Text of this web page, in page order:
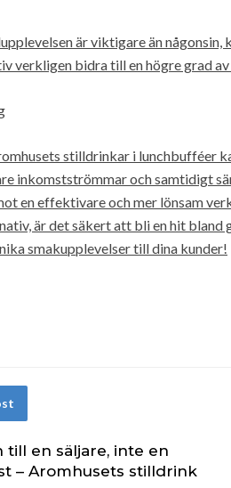
är viktigare än någonsin,
verkligen bidra till en högre grad
stilldrinkar i lunchbufféer
inkomstströmmar och samtidigt
en effektivare och mer lönsam
är det säkert att bli en hit bland
smakupplevelser till dina kunder!
till en säljare, inte en
– Aromhusets stilldrink